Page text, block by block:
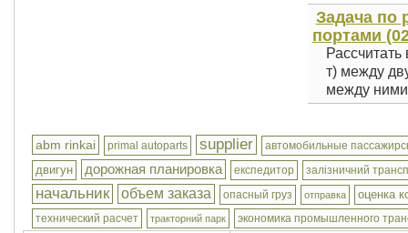
Задача по
портами
т) между
между
abm rinkai primal autoparts supplier автомобильные
двигун дорожная планировка експедитор залізничний
начальник объем заказа опасный груз отправка оценка
технический расчет тракторний парк экономика промышленного